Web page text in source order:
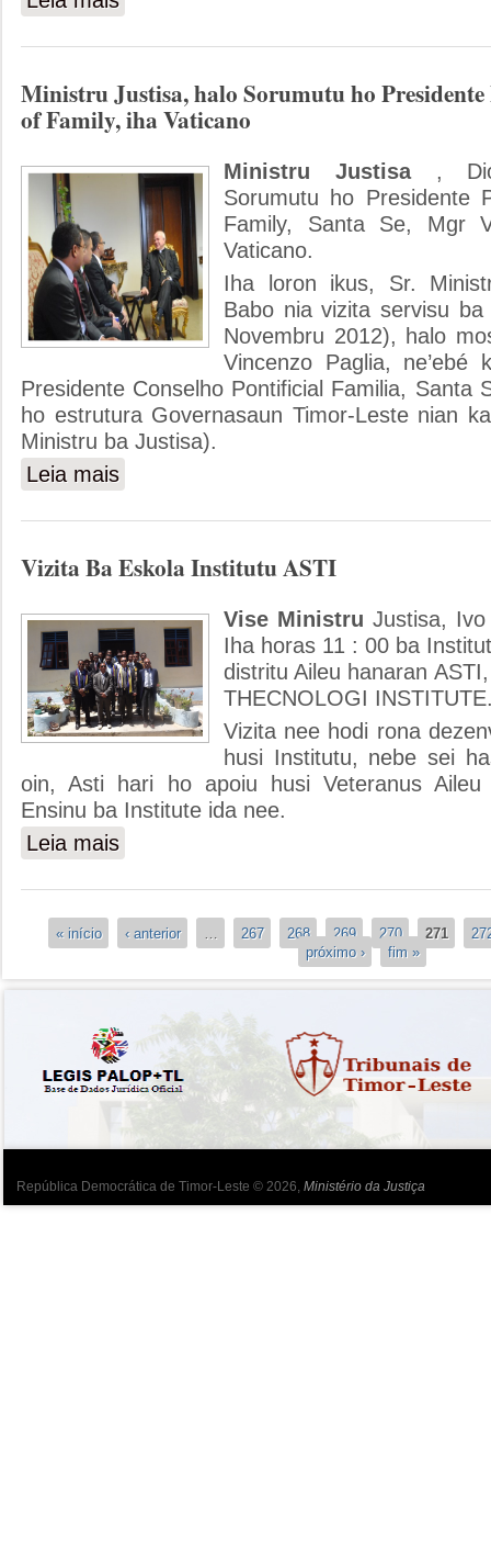
Ministru Justisa, halo Sorumutu ho
of Family, iha Vaticano
Ministru Justisa,
Sorumutu ho Presidente
Family, Santa Se, Mgr
Vaticano.
Iha loron ikus, Sr.
Babo nia vizita servisu
Novembru 2012), halo
Vincenzo Paglia, ne’ebé
Presidente Conselho Pontificial Familia, Santa
ho estrutura Governasaun Timor-Leste nian
Ministru ba Justisa).
Leia mais
Vizita Ba Eskola Institutu ASTI
Vise Ministru Justisa,
Iha horas 11 : 00 ba
distritu Aileu hanaran
THECNOLOGI
Vizita nee hodi rona
husi Institutu, nebe sei
oin, Asti hari ho apoiu husi Veteranus
Ensinu ba Institute ida nee.
Leia mais
Páginas
« início ‹ anterior 267 268 269 270 271
próximo ›
fim »
República Democrática de Timor-Leste © 2026, Ministério da Justiça